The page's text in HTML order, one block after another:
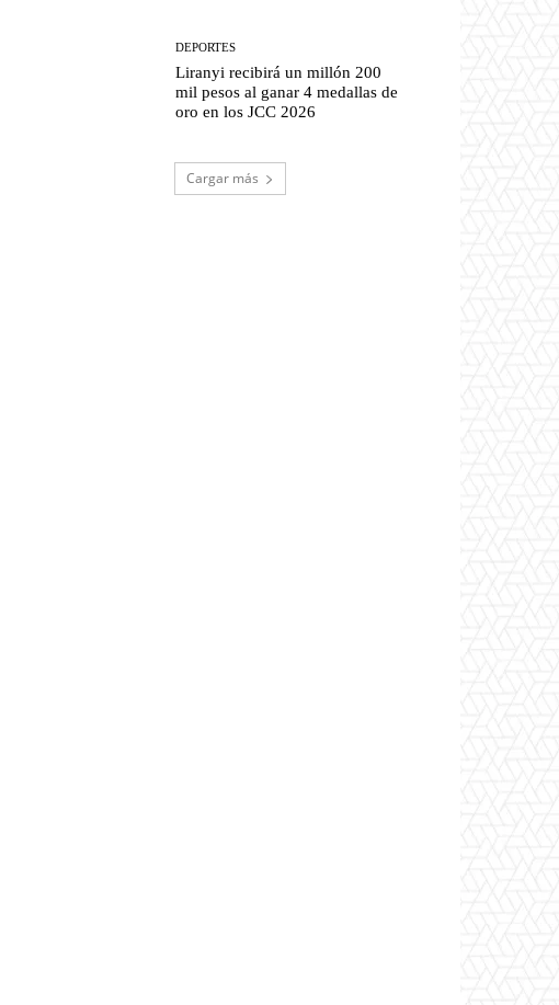
DEPORTES
Liranyi recibirá un millón 200
mil pesos al ganar 4 medallas de
oro en los JCC 2026
Cargar más